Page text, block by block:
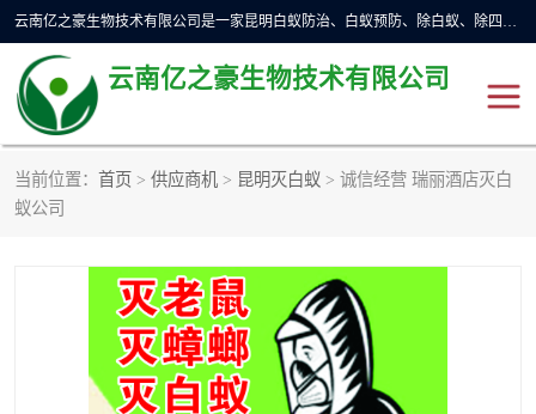
云南亿之豪生物技术有限公司是一家昆明白蚁防治、白蚁预防、除白蚁、除四害、灭蟑螂、消毒等业务的公司，公司致力于诚信经营、科技良好、讲究信誉、造福社会的理念，坚持走技术化、服务统一化,竭诚以优良的施工质量、主动的跟进服务、的管理经验，以诚信取于社会，立足于社会。
云南亿之豪生物技术有限公司
当前位置： 首页 > 供应商机 > 昆明灭白蚁 > 诚信经营 瑞丽酒店灭白
蚁公司
昆明灭鼠
昆明灭蟑螂 昆明杀虫
昆明除四害 昆明消杀公司
昆明消毒公司 昆明灭红火蚁公司